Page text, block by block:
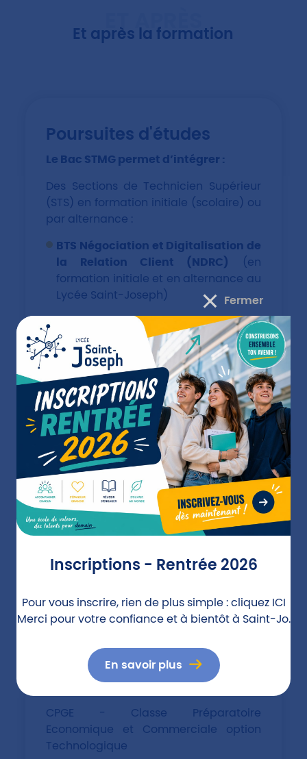
ET APRÈS
Et après la formation
Poursuites d'études
Le Bac STMG permet d’intégrer :
Des Sections de Technicien Supérieur
(STS) en formation initiale (scolaire) ou
par alternance :
BTS Négociation et Digitalisation de
la Relation Client (NDRC)
(en
formation initiale et en alternance au
Lycée Saint-Joseph)
BTS Management Commercial
Opérationnel (MCO)
(en alternance
au centre de formation
professionnelle du Lycée Saint-
Joseph)
BTS Tourisme, Assurances, Banque,
Professions Immobilières, Notariat...
Des BUT (Bachelor Universitaire de
Technologie), plus particulièrement les
options :
Techniques de Commercialisation
Administrations
Commerciale des Organisations
Université - parcours LMD (licence -
master - doctorat) : Droit, Economie -
CPGE - Classe Préparatoire
Economique et Commerciale option
Technologique
Inscriptions - Rentrée 2026
Pour vous inscrire, rien de plus simple : cliquez ICI
Merci pour votre confiance et à bientôt à Saint-Jo.
En savoir plus
Fermer